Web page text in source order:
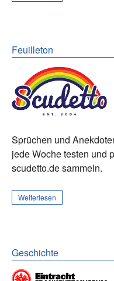
Feuilleton
Sprüchen und
jede Woche testen und
scudetto.de sammeln.
Weiterlesen
Geschichte